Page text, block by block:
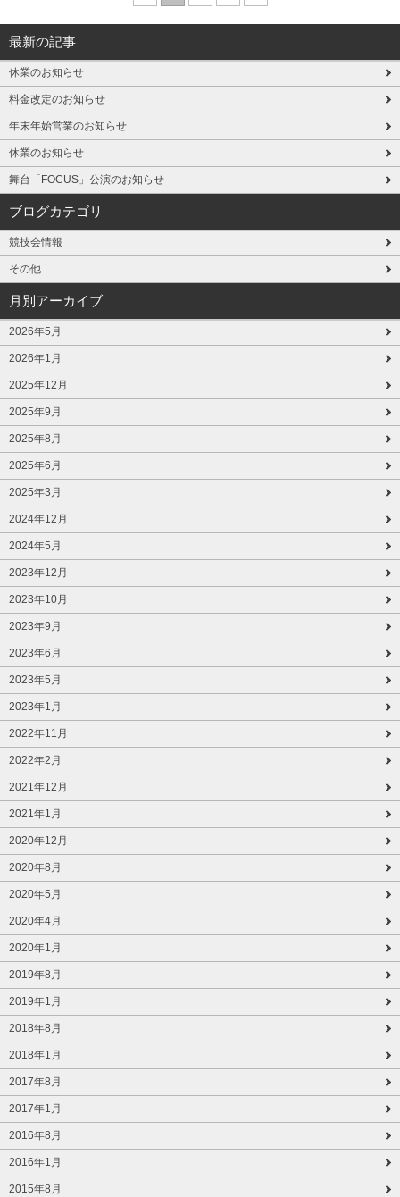
最新の記事
休業のお知らせ
料金改定のお知らせ
年末年始営業のお知らせ
休業のお知らせ
舞台「FOCUS」公演のお知らせ
ブログカテゴリ
競技会情報
その他
月別アーカイブ
2026年5月
2026年1月
2025年12月
2025年9月
2025年8月
2025年6月
2025年3月
2024年12月
2024年5月
2023年12月
2023年10月
2023年9月
2023年6月
2023年5月
2023年1月
2022年11月
2022年2月
2021年12月
2021年1月
2020年12月
2020年8月
2020年5月
2020年4月
2020年1月
2019年8月
2019年1月
2018年8月
2018年1月
2017年8月
2017年1月
2016年8月
2016年1月
2015年8月